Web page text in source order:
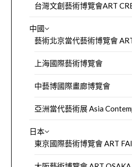
台灣文創藝術博覽會ART
中國
藝術北京當代藝術博覽會
上海國際藝術博覽會
中藝博國際畫廊博覽會
亞洲當代藝術展 Asia
日本
東京國際藝術博覽會 ART